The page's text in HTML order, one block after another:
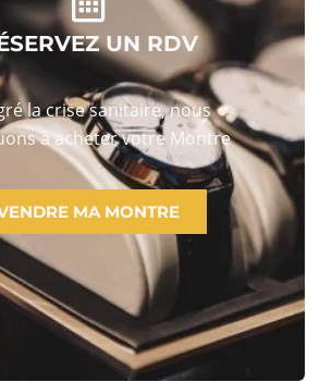
UN RDV
la crise sanitaire, nous
à acheter votre Montre
MA MONTRE